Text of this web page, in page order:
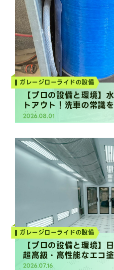
ガレージローライドの設備
【プロの設備と環境】
トアウト！洗車の常識
秘密
2026.08.01
ガレージローライドの設備
【プロの設備と環境】
超高級・高性能なエコ
zero」の全貌
2026.07.16
Column